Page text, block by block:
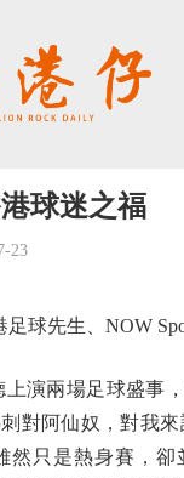
球迷之福
23
球先生、NOW
演兩場足球盛事，
對阿仙奴，對我
然只是熱身賽，卻